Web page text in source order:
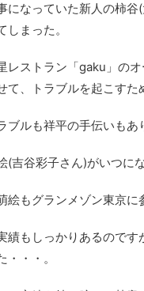
になっていた新人の柿
しまった。
レストラン「gaku」の
て、トラブルを起こすた
ブルも祥平の手伝いもあ
(吉谷彩子さん)がいつに
絵もグランメゾン東京に
績もしっかりあるので
・・。